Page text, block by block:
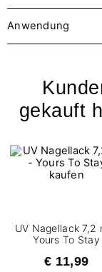
Anwendung
gekauft
UV Nagellack 7,2
Yours To Stay
€ 11,99